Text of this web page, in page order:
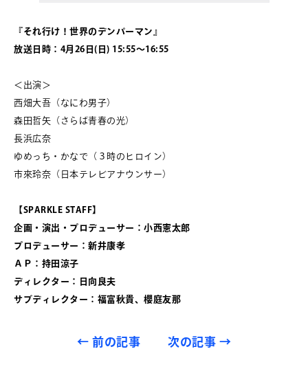
『それ行け！世界のデンパーマン』
放送日時：4月26日(日) 15:55～16:55
＜出演＞
西畑大吾（なにわ男子）
森田哲矢（さらば青春の光）
長浜広奈
ゆめっち・かなで（３時のヒロイン）
市來玲奈（日本テレビアナウンサー）
【SPARKLE STAFF】
企画・演出・プロデューサー：小西憲太郎
プロデューサー：新井康孝
ＡＰ：持田涼子
ディレクター：日向良夫
サブディレクター：福富秋貴、櫻庭友那
← 前の記事 次の記事 →